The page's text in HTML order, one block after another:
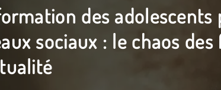
des adolescents
sociaux : le chaos des